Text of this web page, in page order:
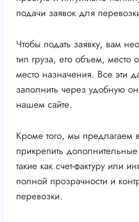
подачи заявок для
Чтобы подать заявку, вам
тип груза, его объем, место
место назначения. Все эти
заполнить через удобную
нашем сайте.
Кроме того, мы предлагаем
прикрепить
такие как счет-фактуру или
полной прозрачности и
перевозки.